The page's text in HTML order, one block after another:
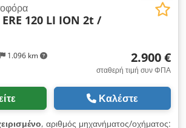
1.096 km
ERE 120 LI ION 2t /
2.900 €
σταθερή τιμή συν ΦΠΑ
Καλέστε
, αριθμός μηχανήματος/οχήματος: